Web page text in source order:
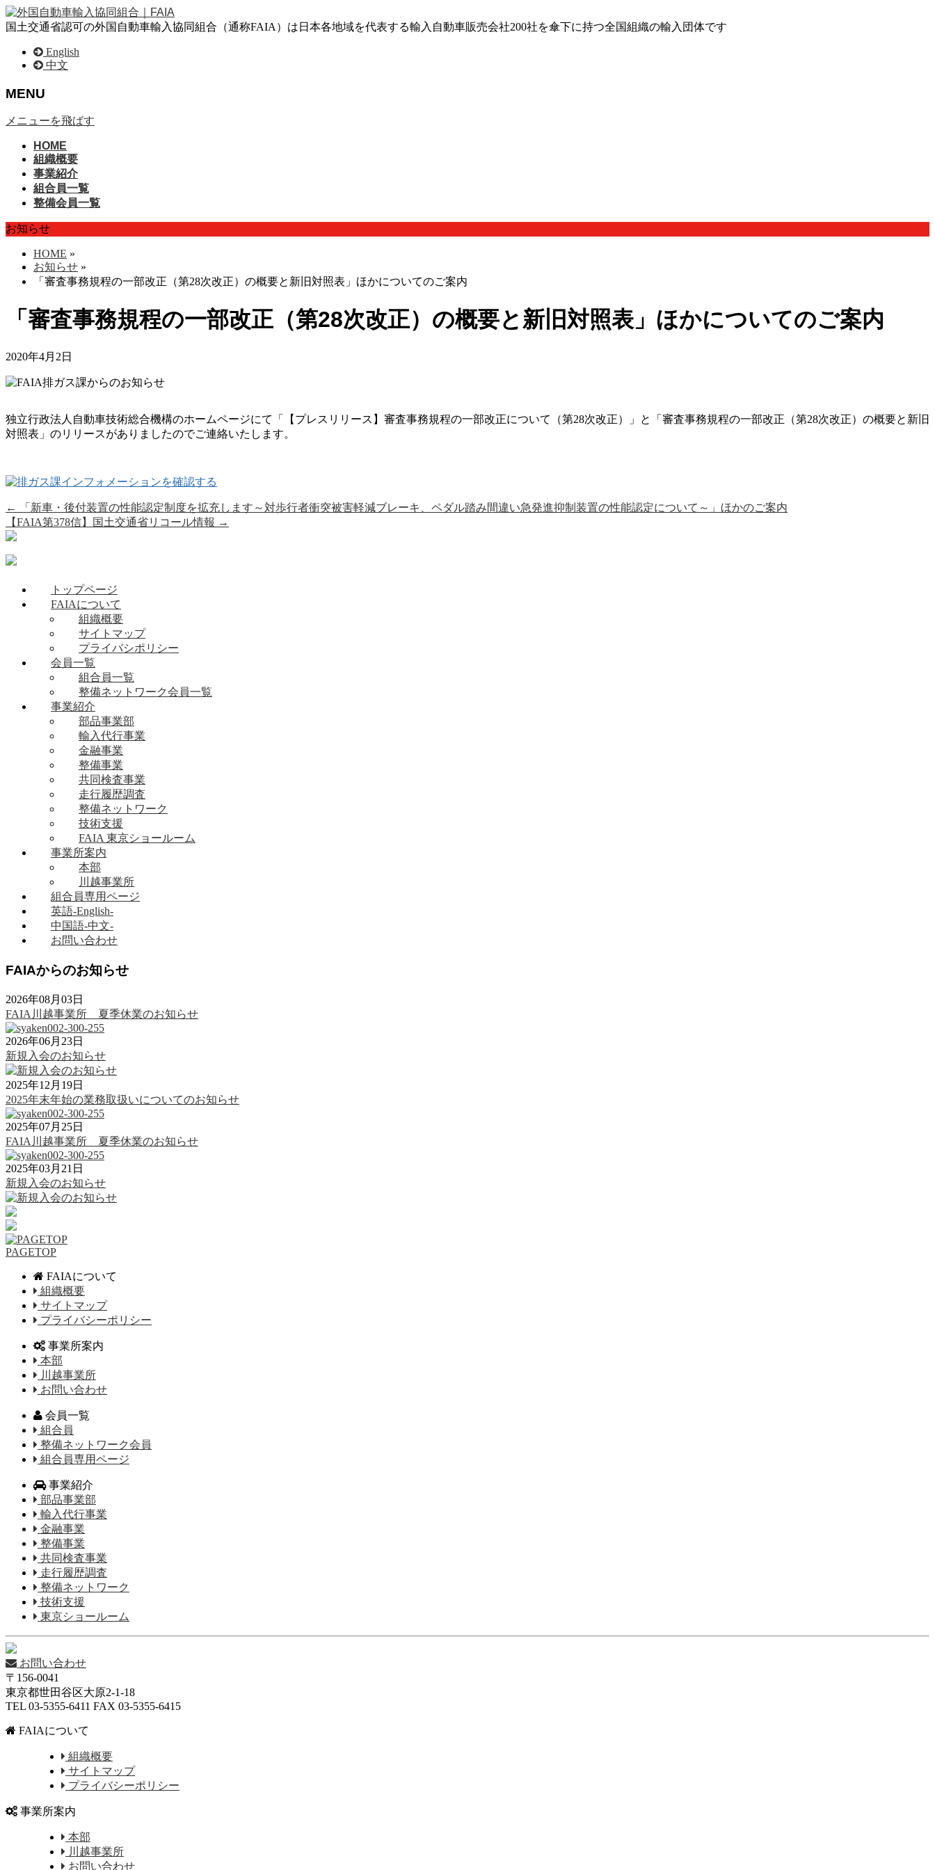
国土交通省認可の外国自動車輸入協同組合（通称FAIA）は日本各地域を代表する輸入自動車販売会社200社を傘下に持つ全国組織の輸入団体です
English
中文
MENU
メニューを飛ばす
HOME
組織概要
事業紹介
組合員一覧
整備会員一覧
お知らせ
HOME »
お知らせ »
「審査事務規程の一部改正（第28次改正）の概要と新旧対照表」ほかについてのご案内
「審査事務規程の一部改正（第28次改正）の概要と新旧対照表」ほかについてのご案内
2020年4月2日
独立行政法人自動車技術総合機構のホームページにて「【プレスリリース】審査事務規程の一部改正について（第28次改正）」と「審査事務規程の一部改正（第28次改正）の概要と新旧
対照表」のリリースがありましたのでご連絡いたします。
←
「新車・後付装置の性能認定制度を拡充します～対歩行者衝突被害軽減ブレーキ、ペダル踏み間違い急発進抑制装置の性能認定について～」ほかのご案内
【FAIA第378信】国土交通省リコール情報 →
トップページ
FAIAについて
組織概要
サイトマップ
プライバシポリシー
会員一覧
組合員一覧
整備ネットワーク会員一覧
事業紹介
部品事業部
輸入代行事業
金融事業
整備事業
共同検査事業
走行履歴調査
整備ネットワーク
技術支援
FAIA 東京ショールーム
事業所案内
本部
川越事業所
組合員専用ページ
英語-English-
中国語-中文-
お問い合わせ
FAIAからのお知らせ
2026年08月03日
FAIA川越事業所 夏季休業のお知らせ
2026年06月23日
新規入会のお知らせ
2025年12月19日
2025年末年始の業務取扱いについてのお知らせ
2025年07月25日
FAIA川越事業所 夏季休業のお知らせ
2025年03月21日
新規入会のお知らせ
PAGETOP
FAIAについて
組織概要
サイトマップ
プライバシーポリシー
事業所案内
本部
川越事業所
お問い合わせ
会員一覧
組合員
整備ネットワーク会員
組合員専用ページ
事業紹介
部品事業部
輸入代行事業
金融事業
整備事業
共同検査事業
走行履歴調査
整備ネットワーク
技術支援
東京ショールーム
お問い合わせ
〒156-0041
東京都世田谷区大原2-1-18
TEL 03-5355-6411 FAX 03-5355-6415
FAIAについて
組織概要
サイトマップ
プライバシーポリシー
事業所案内
本部
川越事業所
お問い合わせ